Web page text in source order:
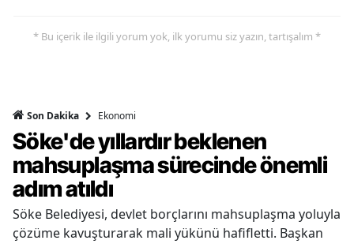
* Bu içerik ile ilgili yorum yok, ilk yorumu siz yazın, tartışalım *
Son Dakika Ekonomi
Söke'de yıllardır beklenen
mahsuplaşma sürecinde önemli
adım atıldı
Söke Belediyesi, devlet borçlarını mahsuplaşma yoluyla
çözüme kavuşturarak mali yükünü hafifletti. Başkan